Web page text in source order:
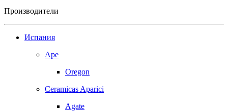
Производители
Испания
Ape
Oregon
Ceramicas Aparici
Agate